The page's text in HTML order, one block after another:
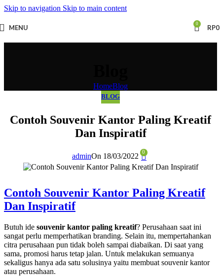
Skip to navigation Skip to main content
MENU 0 RP0
HomeBlog
BLOG
Contoh Souvenir Kantor Paling Kreatif
Dan Inspiratif
adminOn 18/03/2022 0
Contoh Souvenir Kantor Paling Kreatif
Dan Inspiratif
Butuh ide souvenir kantor paling kreatif? Perusahaan saat ini
sangat perlu memperhatikan branding. Selain itu, mempertahankan
citra perusahaan pun tidak boleh sampai diabaikan. Di saat yang
sama, promosi harus tetap jalan. Untuk melakukan semuanya
sekaligus hanya ada satu solusinya yaitu membuat souvenir kantor
atau perusahaan.